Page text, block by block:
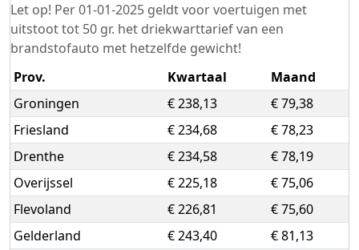
Let op! Per 01-01-2025 geldt voor voertuigen met
uitstoot tot 50 gr. het driekwarttarief van een
brandstofauto met hetzelfde gewicht!
Prov.
Kwartaal
Maand
Groningen
€ 238,13
€ 79,38
Friesland
€ 234,68
€ 78,23
Drenthe
€ 234,58
€ 78,19
Overijssel
€ 225,18
€ 75,06
Flevoland
€ 226,81
€ 75,60
Gelderland
€ 243,40
€ 81,13